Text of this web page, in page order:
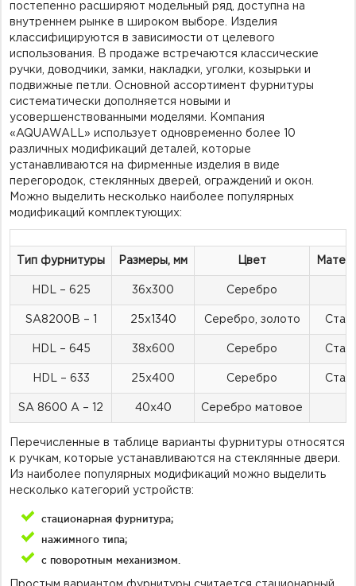
постепенно расширяют модельный ряд, доступна на
внутреннем рынке в широком выборе. Изделия
классифицируются в зависимости от целевого
использования. В продаже встречаются классические
ручки, доводчики, замки, накладки, уголки, козырьки и
подвижные петли. Основной ассортимент фурнитуры
систематически дополняется новыми и
усовершенствованными моделями. Компания
«AQUAWALL» использует одновременно более 10
различных модификаций деталей, которые
устанавливаются на фирменные изделия в виде
перегородок, стеклянных дверей, ограждений и окон.
Можно выделить несколько наиболее популярных
модификаций комплектующих:
Тип фурнитуры Размеры, мм Цвет
HDL – 625 36х300 Серебро
SA8200B – 1 25х1340 Серебро, золото
HDL – 645 38х600 Серебро
HDL – 633 25х400 Серебро
SA 8600 A – 12 40х40 Серебро матовое
Перечисленные в таблице варианты фурнитуры относятся
к ручкам, которые устанавливаются на стеклянные двери.
Из наиболее популярных модификаций можно выделить
несколько категорий устройств:
стационарная фурнитура;
нажимного типа;
с поворотным механизмом.
Простым вариантом фурнитуры считается стационарный